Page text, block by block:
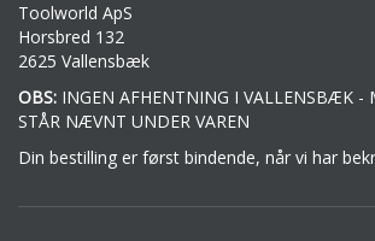
Toolworld ApS
Horsbred 132
2625 Vallensbæk
OBS: INGEN AFHENTNING I VALLENSBÆK -
STÅR NÆVNT UNDER VAREN
Din bestilling er først bindende, når vi har